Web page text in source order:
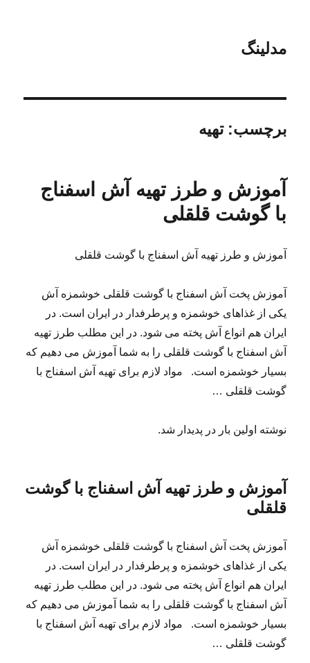
مدلینگ
برچسب:تهیه
آموزش و طرز تهیه آش اسفناج
با گوشت قلقلی
آموزش و طرز تهیه آش اسفناج با گوشت قلقلی
آموزش پخت آش اسفناج با گوشت قلقلی خوشمزه آش
یکی از غذاهای خوشمزه و پرطرفدار در ایران است. در
ایران هم انواع آش پخته می شود. در این مطلب طرز تهیه
آش اسفناج با گوشت قلقلی را به شما آموزش می دهیم که
بسیار خوشمزه است. مواد لازم برای تهیه آش اسفناج با
گوشت قلقلی …
نوشته اولین بار در پدیدار شد.
آموزش و طرز تهیه آش اسفناج با گوشت
قلقلی
آموزش پخت آش اسفناج با گوشت قلقلی خوشمزه آش
یکی از غذاهای خوشمزه و پرطرفدار در ایران است. در
ایران هم انواع آش پخته می شود. در این مطلب طرز تهیه
آش اسفناج با گوشت قلقلی را به شما آموزش می دهیم که
بسیار خوشمزه است. مواد لازم برای تهیه آش اسفناج با
گوشت قلقلی …